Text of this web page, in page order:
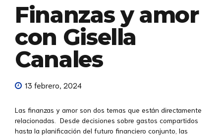
Finanzas y amor
con Gisella
Canales
13 febrero, 2024
Las finanzas y amor son dos temas que están directamente
relacionadas. Desde decisiones sobre gastos compartidos
hasta la planificación del futuro financiero conjunto, las